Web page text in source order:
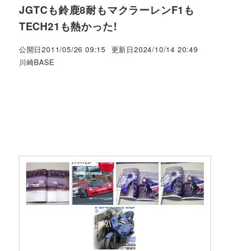
JGTCも鈴鹿8耐もマクラーレンF1も
TECH21も熱かった!
公開日2011/05/26 09:15 更新日2024/10/14 20:49
著
川崎BASE